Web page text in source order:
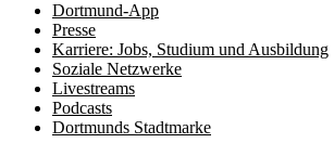
Dortmund-App
Presse
Karriere: Jobs, Studium und Ausbildung
Soziale Netzwerke
Livestreams
Podcasts
Dortmunds Stadtmarke